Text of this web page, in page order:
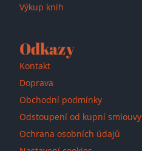
Výkup knih
Odkazy
Kontakt
Doprava
Obchodní podmínky
Odstoupení od kupní smlouvy
Ochrana osobních údajů